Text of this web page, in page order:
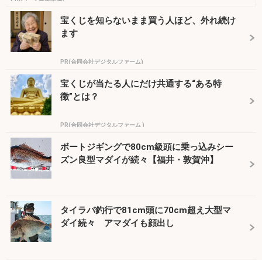
宝くじを知らないまま買う人ほど、外れ続け
ます
PR(合同会社デジタルファーム)
宝くじが当たる人にだけ共通する“ある特
徴”とは？
PR(合同会社デジタルファーム )
ボートジギングで80cm級頭に乗っ込みシー
ズン良型マダイが続々【福井・敦賀沖】
タイラバ釣行で81cm頭に70cm超え大型マ
ダイ続々 アマダイも顔出し